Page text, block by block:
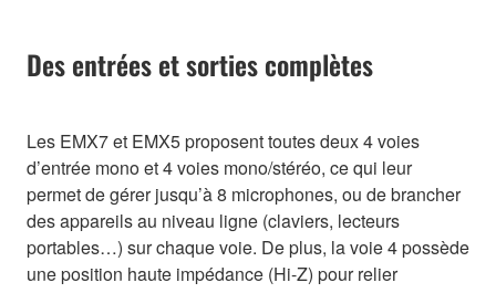
Des entrées et sorties complètes
Les EMX7 et EMX5 proposent toutes deux 4 voies
d’entrée mono et 4 voies mono/stéréo, ce qui leur
permet de gérer jusqu’à 8 microphones, ou de brancher
des appareils au niveau ligne (claviers, lecteurs
portables…) sur chaque voie. De plus, la voie 4 possède
une position haute impédance (Hi-Z) pour relier